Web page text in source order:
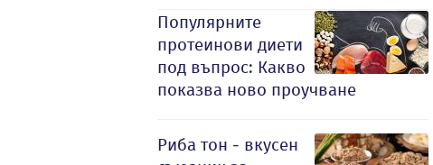
Популярните
протеинови диети
под въпрос: Какво
показва ново проучване
Риба тон - вкусен